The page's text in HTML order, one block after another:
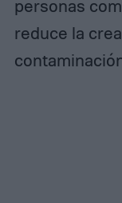
personas
reduce la